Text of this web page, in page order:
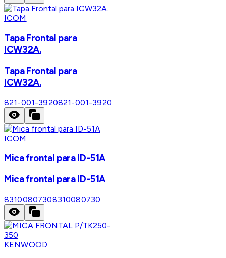
ICOM
Tapa Frontal para
ICW32A.
Tapa Frontal para
ICW32A.
821-001-3920821-001-3920
ICOM
Mica frontal para ID-51A
Mica frontal para ID-51A
83100807308310080730
KENWOOD